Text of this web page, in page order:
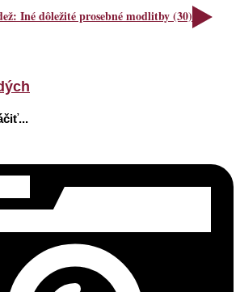
Iné dôležité prosebné modlitby (30)